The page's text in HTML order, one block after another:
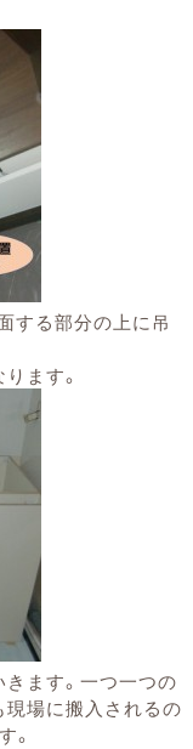
する部分の上に吊
ます。
ます。一つ一つの
場に搬入されるの
。